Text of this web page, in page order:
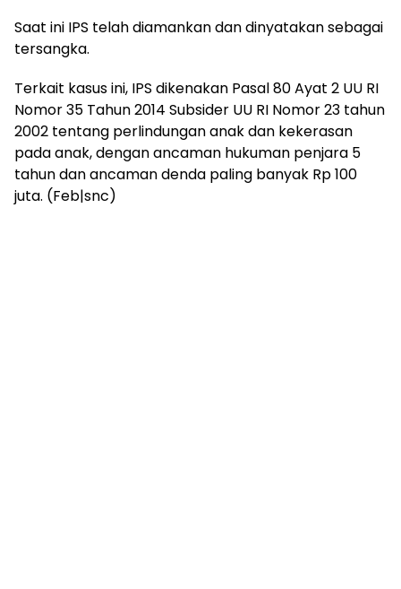
Saat ini IPS telah diamankan dan dinyatakan sebagai
tersangka.
Terkait kasus ini, IPS dikenakan Pasal 80 Ayat 2 UU RI
Nomor 35 Tahun 2014 Subsider UU RI Nomor 23 tahun
2002 tentang perlindungan anak dan kekerasan
pada anak, dengan ancaman hukuman penjara 5
tahun dan ancaman denda paling banyak Rp 100
juta. (Feb|snc)